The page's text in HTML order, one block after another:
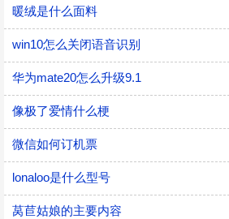
暖绒是什么面料
win10怎么关闭语音识别
华为mate20怎么升级9.1
像极了爱情什么梗
微信如何订机票
lonaloo是什么型号
莴苣姑娘的主要内容